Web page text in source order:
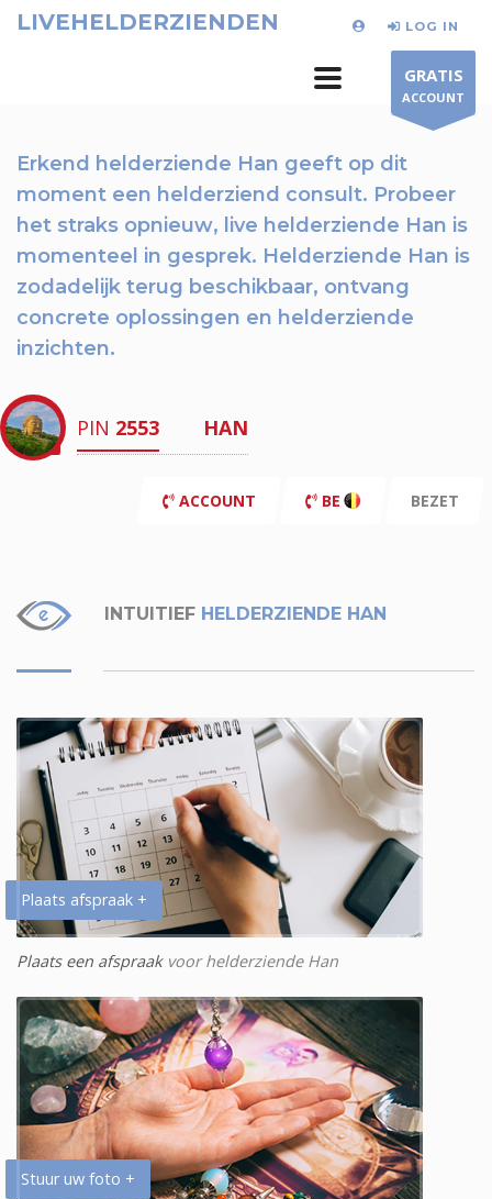
LIVEHELDERZIENDEN LOG IN
GRATIS
ACCOUNT
Erkend helderziende Han geeft op dit
moment een helderziend consult. Probeer
het straks opnieuw, live helderziende Han is
momenteel in gesprek. Helderziende Han is
zodadelijk terug beschikbaar, ontvang
concrete oplossingen en helderziende
inzichten.
PIN 2553 HAN
ACCOUNT BE BEZET
INTUITIEF HELDERZIENDE HAN
Plaats afspraak +
Plaats een afspraakvoor helderziende Han
Stuur uw foto +